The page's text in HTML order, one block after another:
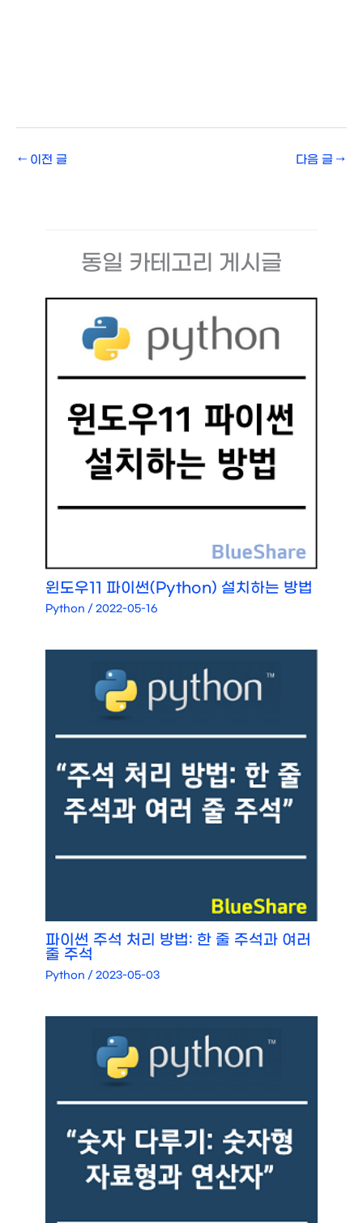
← 이전 글 다음 글 →
동일 카테고리 게시글
윈도우11 파이썬(Python) 설치하는 방법
Python /2022-05-16
파이썬 주석 처리 방법: 한 줄 주석과 여러
줄 주석
Python /2023-05-03